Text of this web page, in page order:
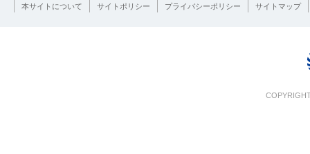
本サイトについて サイトポリシー プライバシーポリシー サイトマップ